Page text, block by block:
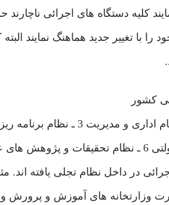
كليه دستگاه ها‌ی اجرائی‌ ناچارند
را با تغيير جديد هماهنگ نمايند
كشور
در داخل نظام تجلی‌ يافته اند.
وزارتخانه های‌ آموزش و پرورش